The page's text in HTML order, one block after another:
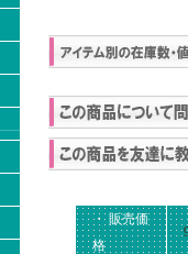
・ 販売価
格